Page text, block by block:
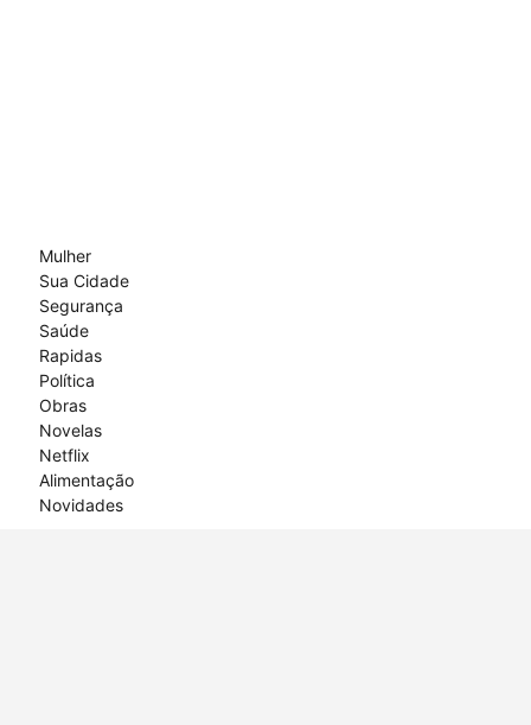
Mulher
Sua Cidade
Segurança
Saúde
Rapidas
Política
Obras
Novelas
Netflix
Alimentação
Novidades